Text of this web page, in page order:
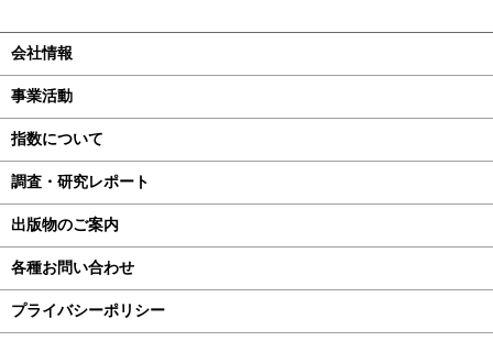
会社情報
事業活動
指数について
調査・研究レポート
出版物のご案内
各種お問い合わせ
プライバシーポリシー